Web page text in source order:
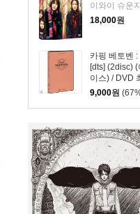
18,000원
카핑 베토벤
[dts] (2disc) (
이스) / DVD
9,000원